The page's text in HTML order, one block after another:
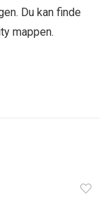
Du kan finde
mappen.